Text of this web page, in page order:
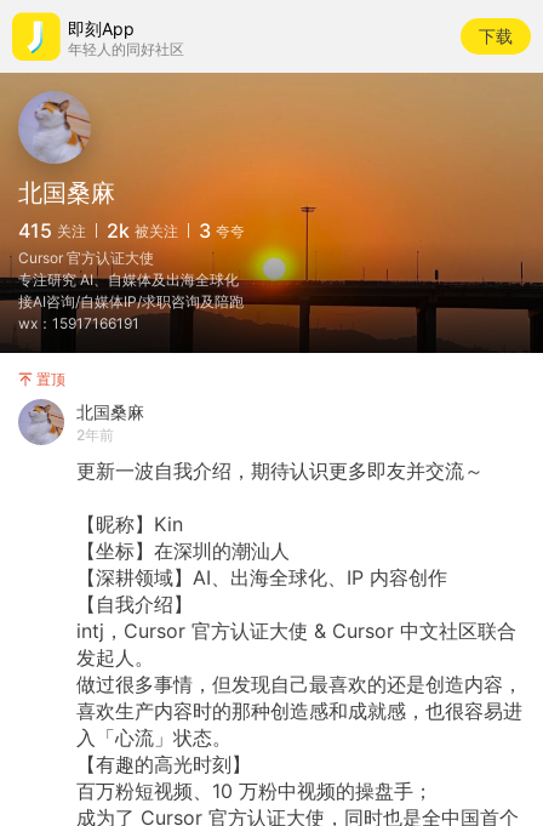
即刻App
年轻人的同好社区
下载
北国桑麻
415 关注 2k 被关注 3 夸夸
Cursor 官方认证大使
专注研究 AI、自媒体及出海全球化
接AI咨询/自媒体IP/求职咨询及陪跑
wx：15917166191
置顶
北国桑麻
2年前
更新一波自我介绍，期待认识更多即友并交流～
【昵称】Kin
【坐标】在深圳的潮汕人
【深耕领域】AI、出海全球化、IP 内容创作
【自我介绍】
intj，Cursor 官方认证大使 & Cursor 中文社区联合
发起人。
做过很多事情，但发现自己最喜欢的还是创造内容，
喜欢生产内容时的那种创造感和成就感，也很容易进
入「心流」状态。
【有趣的高光时刻】
百万粉短视频、10 万粉中视频的操盘手；
成为了 Cursor 官方认证大使，同时也是全中国首个